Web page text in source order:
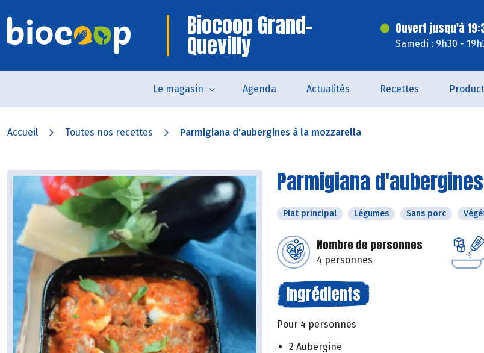
Biocoop Grand-
Quevilly
Ouvert jusqu'à
Samedi : 9h30 -
Le magasin Agenda Actualités Recettes
Accueil Toutes nos recettes Parmigiana d'aubergines à la mozzarella
Parmigiana
Plat principal Légumes Sans porc
Nombre de personnes
4 personnes
Ingrédients
Pour 4 personnes
2 Aubergine